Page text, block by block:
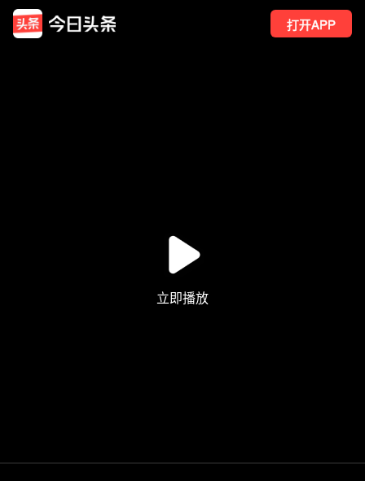
打开APP